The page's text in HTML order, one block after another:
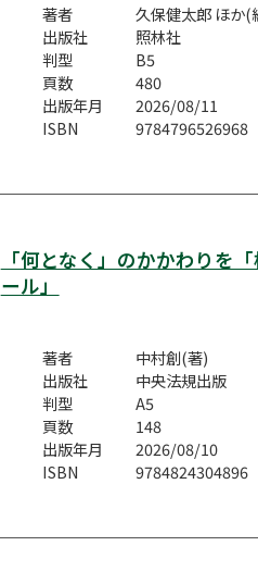
著者
久保健太郎 ほか(
出版社
照林社
判型
B5
頁数
480
出版年月
2026/08/11
ISBN
9784796526968
「何となく」のかかわりを
ール」
著者
中村創(著)
出版社
中央法規出版
判型
A5
頁数
148
出版年月
2026/08/10
ISBN
9784824304896